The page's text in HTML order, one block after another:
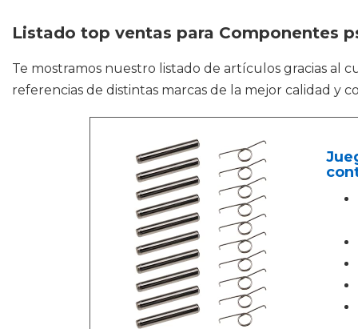
Listado top ventas para Componentes
Te mostramos nuestro listado de artículos gracias al
referencias de distintas marcas de la mejor calidad y